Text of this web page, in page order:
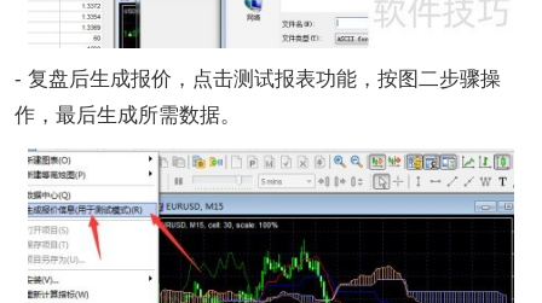
- 复盘后生成报价，点击测试报表功能，按图二步骤操
作，最后生成所需数据。